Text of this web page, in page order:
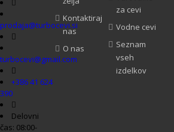
prodaja@turbocevi.si
turbocevi@gmail.com
+386 41 624
390
Delovni
čas: 08:00-
Kontaktiraj
nas
O nas
za cevi
Vodne cevi
Seznam
vseh
izdelkov